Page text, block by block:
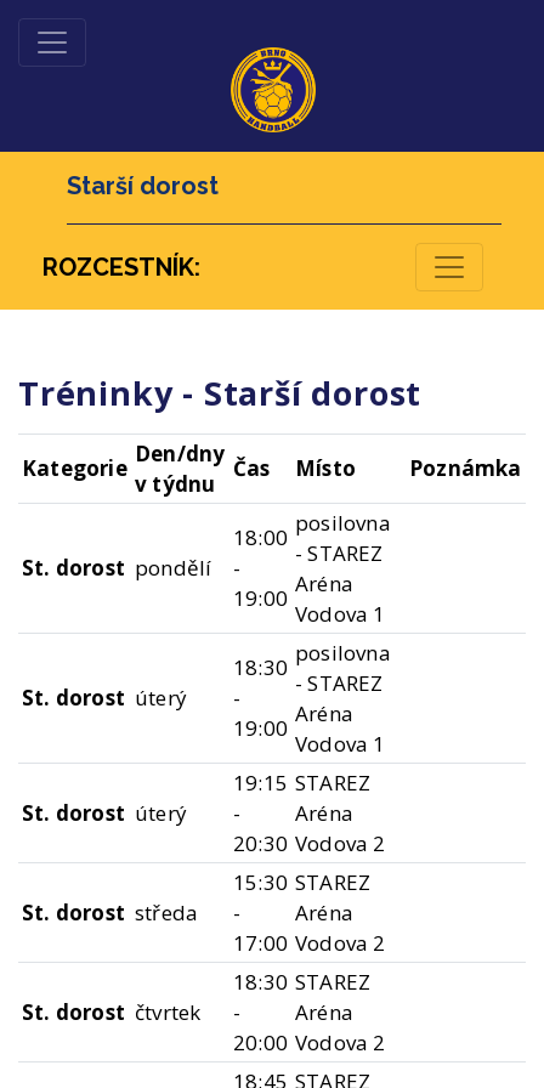
Starší dorost
ROZCESTNÍK:
Tréninky - Starší dorost
Kategorie
Den/dny
v týdnu
Čas Místo Poznámka
St. dorost pondělí
18:00
-
19:00
posilovna
- STAREZ
Aréna
Vodova 1
St. dorost úterý
18:30
-
19:00
posilovna
- STAREZ
Aréna
Vodova 1
St. dorost úterý
19:15
-
20:30
STAREZ
Aréna
Vodova 2
St. dorost středa
15:30
-
17:00
STAREZ
Aréna
Vodova 2
St. dorost čtvrtek
18:30
-
20:00
STAREZ
Aréna
Vodova 2
18:45 STAREZ